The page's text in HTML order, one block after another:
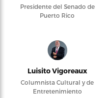
Presidente del Senado de
Puerto Rico
Luisito Vigoreaux
Columnista Cultural y de
Entretenimiento